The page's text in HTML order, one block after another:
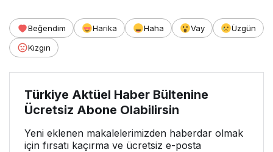
Beğendim Harika Haha Vay
Üzgün
Kızgın
Türkiye Aktüel Haber Bültenine
Ücretsiz Abone Olabilirsin
Yeni eklenen makalelerimizden haberdar olmak
için fırsatı kaçırma ve ücretsiz e-posta